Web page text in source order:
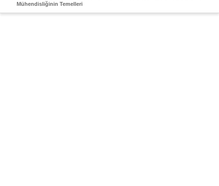
Mühendisliğinin Temelleri